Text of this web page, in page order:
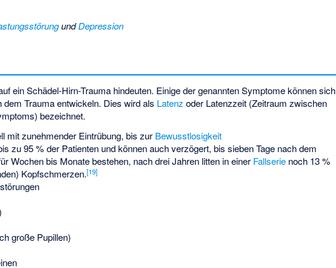
undDepression
ein Schädel-Hirn-Trauma hindeuten. Einige der genannten Symptome können sich
Trauma entwickeln. Dies wird als Latenz oder Latenzzeit (Zeitraum zwischen
bezeichnet.
mit zunehmender Eintrübung, bis zur Bewusstlosigkeit
zu 95 % der Patienten und können auch verzögert, bis sieben Tage nach dem
Wochen bis Monate bestehen, nach drei Jahren litten in einer Fallserienoch 13 %
Kopfschmerzen.[19]
große Pupillen)